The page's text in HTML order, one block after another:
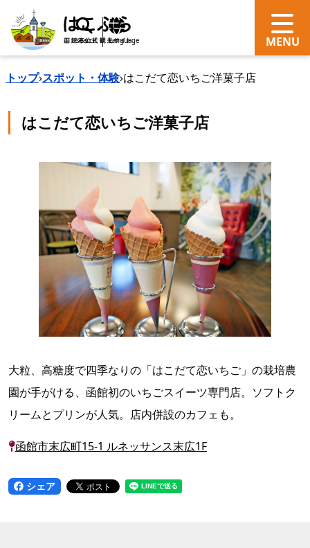
search Language
トップ›スポット・体験›はこだて恋いちご洋菓子店
はこだて恋いちご洋菓子店
大粒、高糖度で四季なりの「はこだて恋いちご」の栽培農
園が手がける、函館初のいちごスイーツ専門店。ソフトク
リームとプリンが人気。店内併設のカフェも。
函館市末広町15-1 ルネッサンス末広1F
シェア